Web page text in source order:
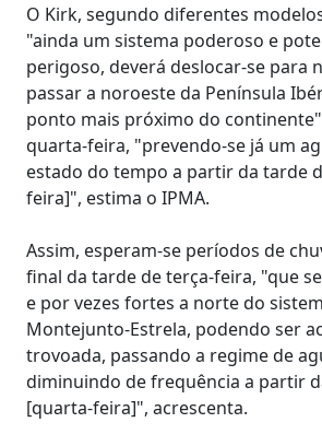
O Kirk, segundo diferentes
"ainda um sistema poderoso e
perigoso, deverá deslocar-se para
passar a noroeste da Península
ponto mais próximo do
quarta-feira, "prevendo-se já um
estado do tempo a partir da tarde
feira]", estima o IPMA.
Assim, esperam-se períodos de
final da tarde de terça-feira, "que
e por vezes fortes a norte do
Montejunto-Estrela, podendo ser
trovoada, passando a regime de
diminuindo de frequência a partir
[quarta-feira]", acrescenta.